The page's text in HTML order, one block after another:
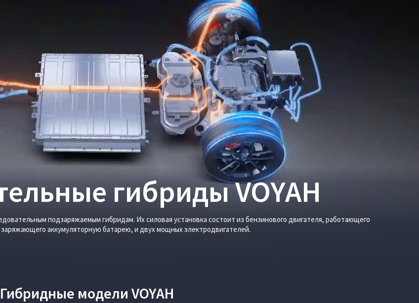
гибриды VOYAH
подзаряжаемым гибридам. Их силовая установка состоит из бензинового двигателя, работающего
заряжающего аккумуляторную батарею, и двух мощных электродвигателей.
Гибридные модели VOYAH